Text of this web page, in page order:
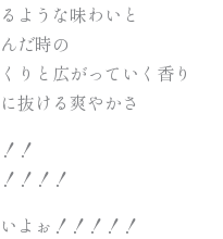
ような味わいと
だ時の
りと広がっていく香り
抜ける爽やかさ
！
！！！
よぉ！！！！！